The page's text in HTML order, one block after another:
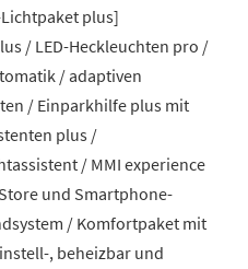
plus]
/ LED-Heckleuchten pro /
/ adaptiven
/ Einparkhilfe plus mit
plus /
/ MMI experience
und Smartphone-
/ Komfortpaket mit
, beheizbar und